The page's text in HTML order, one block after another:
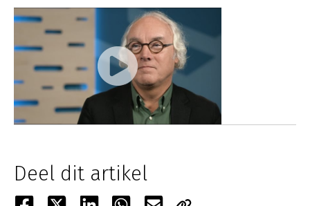
Deel dit artikel